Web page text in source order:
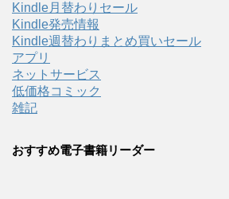
Kindle月替わりセール
Kindle発売情報
Kindle週替わりまとめ買いセール
アプリ
ネットサービス
低価格コミック
雑記
おすすめ電子書籍リーダー